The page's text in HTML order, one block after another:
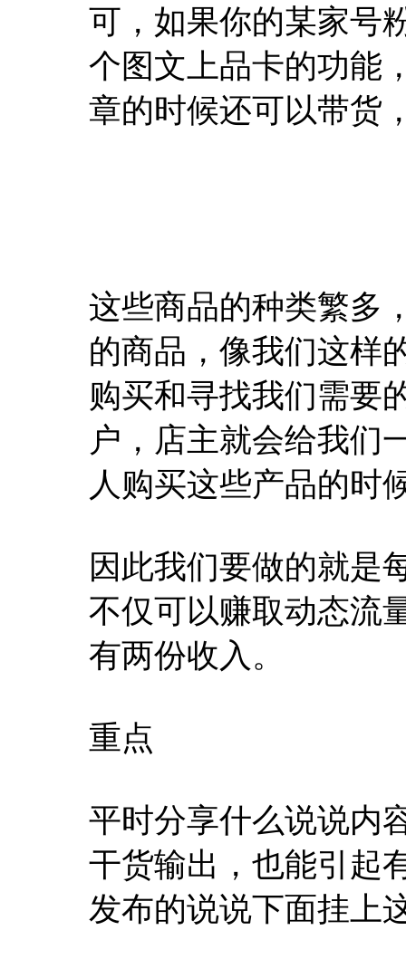
可，如果你的某家号
个图文上品卡的功能
章的时候还可以带货
这些商品的种类繁多
的商品，像我们这样
购买和寻找我们需要
户，店主就会给我们
人购买这些产品的时
因此我们要做的就是
不仅可以赚取动态流
有两份收入。
重点
平时分享什么说说内
干货输出，也能引起
发布的说说下面挂上